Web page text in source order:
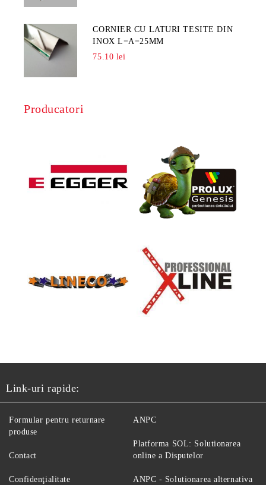
CORNIER CU LATURI TESITE DIN
INOX L=A=25MM
75.10 lei
Producatori
Link-uri rapide:
Formular pentru returnare
produse
Contact
Confidenţialitate
ANPC
Platforma SOL: Solutionarea
online a Disputelor
ANPC - Solutionarea alternativa